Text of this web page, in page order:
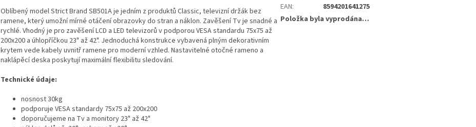
Oblíbený model Strict Brand SB501A je jedním z produktů Classic, televizní držák bez
ramene, který umožní mírné otáčení obrazovky do stran a náklon. Zavěšení Tv je snadné a
rychlé. Vhodný je pro zavěšení LCD a LED televizorů v podporou VESA standardu 75x75 až
200x200 a úhlopříčkou 23" až 42". Jednoduchá konstrukce vybavená plným dekorativním
krytem vede kabely uvnitř ramene pro moderní vzhled. Nastavitelné otočné rameno a
naklápěcí deska poskytují maximální flexibilitu sledování.
Technické údaje:
nosnost 30kg
podporuje VESA standardy 75x75 až 200x200
doporučujeme na Tv a monitory 23" až 42"
EAN:
8594201641275
Položka byla vyprodána…